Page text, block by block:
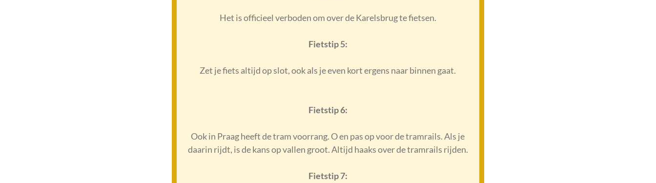
Het is officieel verboden om over de Karelsbrug te fietsen.
Fietstip 5:
Zet je fiets altijd op slot, ook als je even kort ergens naar binnen gaat.
Fietstip 6:
Ook in Praag heeft de tram voorrang. O en pas op voor de tramrails. Als je
daarin rijdt, is de kans op vallen groot. Altijd haaks over de tramrails rijden.
Fietstip 7: